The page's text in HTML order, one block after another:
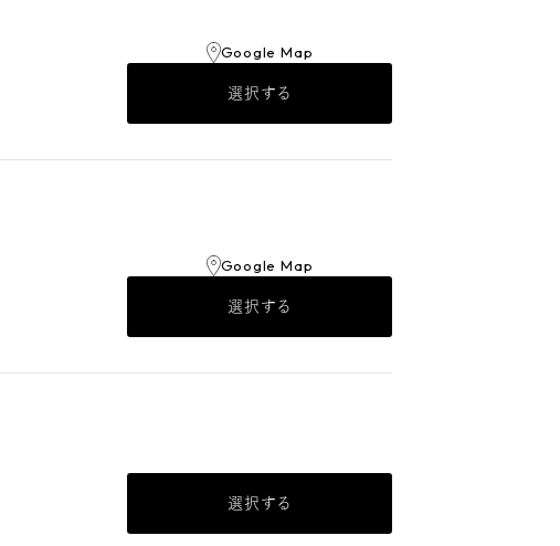
Google Map
選択する
Google Map
選択する
選択する